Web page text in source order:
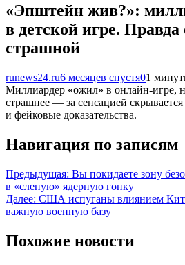
«Эпштейн жив?»:
в детской игре. Правда
страшной
runews24.ru6 месяцев спустя01
Миллиардер «ожил» в онлайн-игре,
страшнее — за сенсацией
и фейковые доказательства.
Навигация по записям
Предыдущая: Вы покидаете зону
в «слепую» ядерную гонку
Далее: США испуганы влиянием
важную военную базу
Похожие новости